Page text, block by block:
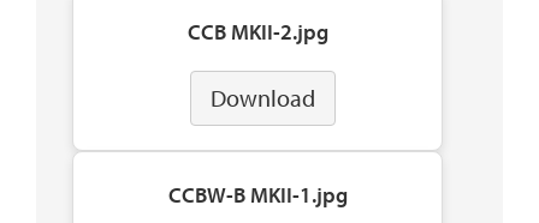
CCB MKII-2.jpg
Download
CCBW-B MKII-1.jpg